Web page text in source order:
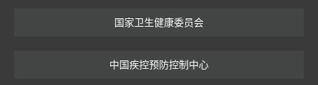
国家卫生健康委员会
中国疾控预防控制中心